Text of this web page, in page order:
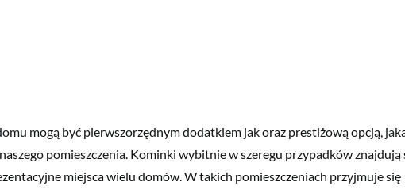
mogą być pierwszorzędnym dodatkiem jak oraz prestiżową opcją,
pomieszczenia. Kominki wybitnie w szeregu przypadków znajdują
miejsca wielu domów. W takich pomieszczeniach przyjmuje się